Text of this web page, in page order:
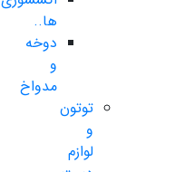
ها..
دوخه
و
مدواخ
توتون
و
لوازم